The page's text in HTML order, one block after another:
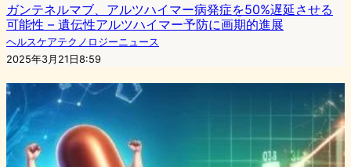
ガンテネルマブ、アルツハイマー病発症を50%遅延させる
可能性 – 遺伝性アルツハイマー予防に画期的進展
ヘルスケアテクノロジーニュース
2025年3月21日8:59